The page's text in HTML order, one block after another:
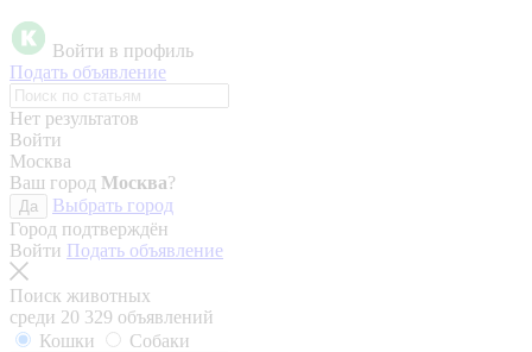
Войти в профиль
Подать объявление
Нет результатов
Войти
Москва
Ваш город Москва?
Да
Выбрать город
Город подтверждён
Войти Подать объявление
Поиск животных
среди 20 329 объявлений
Кошки
Собаки